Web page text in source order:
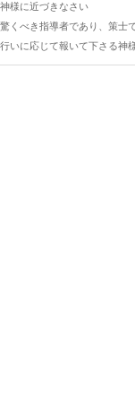
神様に近づきなさい
驚くべき指導者であり、策士
行いに応じて報いて下さる神